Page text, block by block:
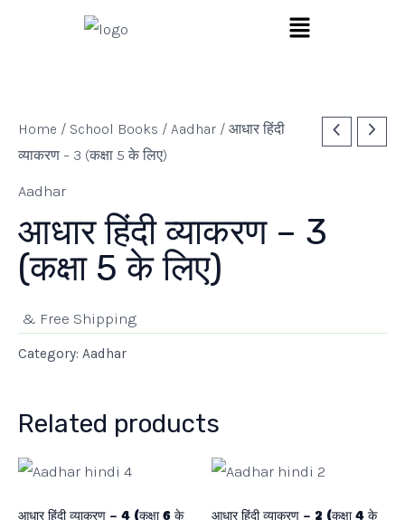
Menu
Home / School Books / Aadhar / आधार हिंदी
व्याकरण – 3 (कक्षा 5 के लिए)
Aadhar
आधार हिंदी व्याकरण – 3
(कक्षा 5 के लिए)
& Free Shipping
Category: Aadhar
Related products
आधार हिंदी व्याकरण – 4 (कक्षा 6 के
आधार हिंदी व्याकरण – 2 (कक्षा 4 के